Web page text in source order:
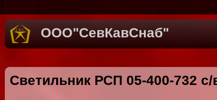
1
ООО"СевКавСнаб"
Светильник РСП 05-400-732 с/